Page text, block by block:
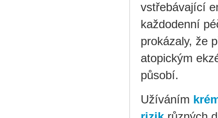
vstřebávající
každodenní
prokázaly, že
atopickým
působí.
Užíváním